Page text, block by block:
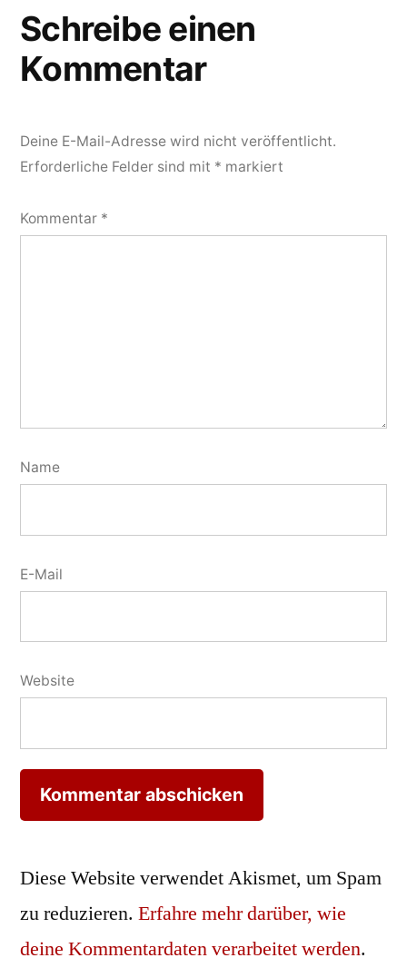
Schreibe einen
Kommentar
Deine E-Mail-Adresse wird nicht veröffentlicht.
Erforderliche Felder sind mit * markiert
Kommentar *
Name
E-Mail
Website
Diese Website verwendet Akismet, um Spam
zu reduzieren. Erfahre mehr darüber, wie
deine Kommentardaten verarbeitet werden.